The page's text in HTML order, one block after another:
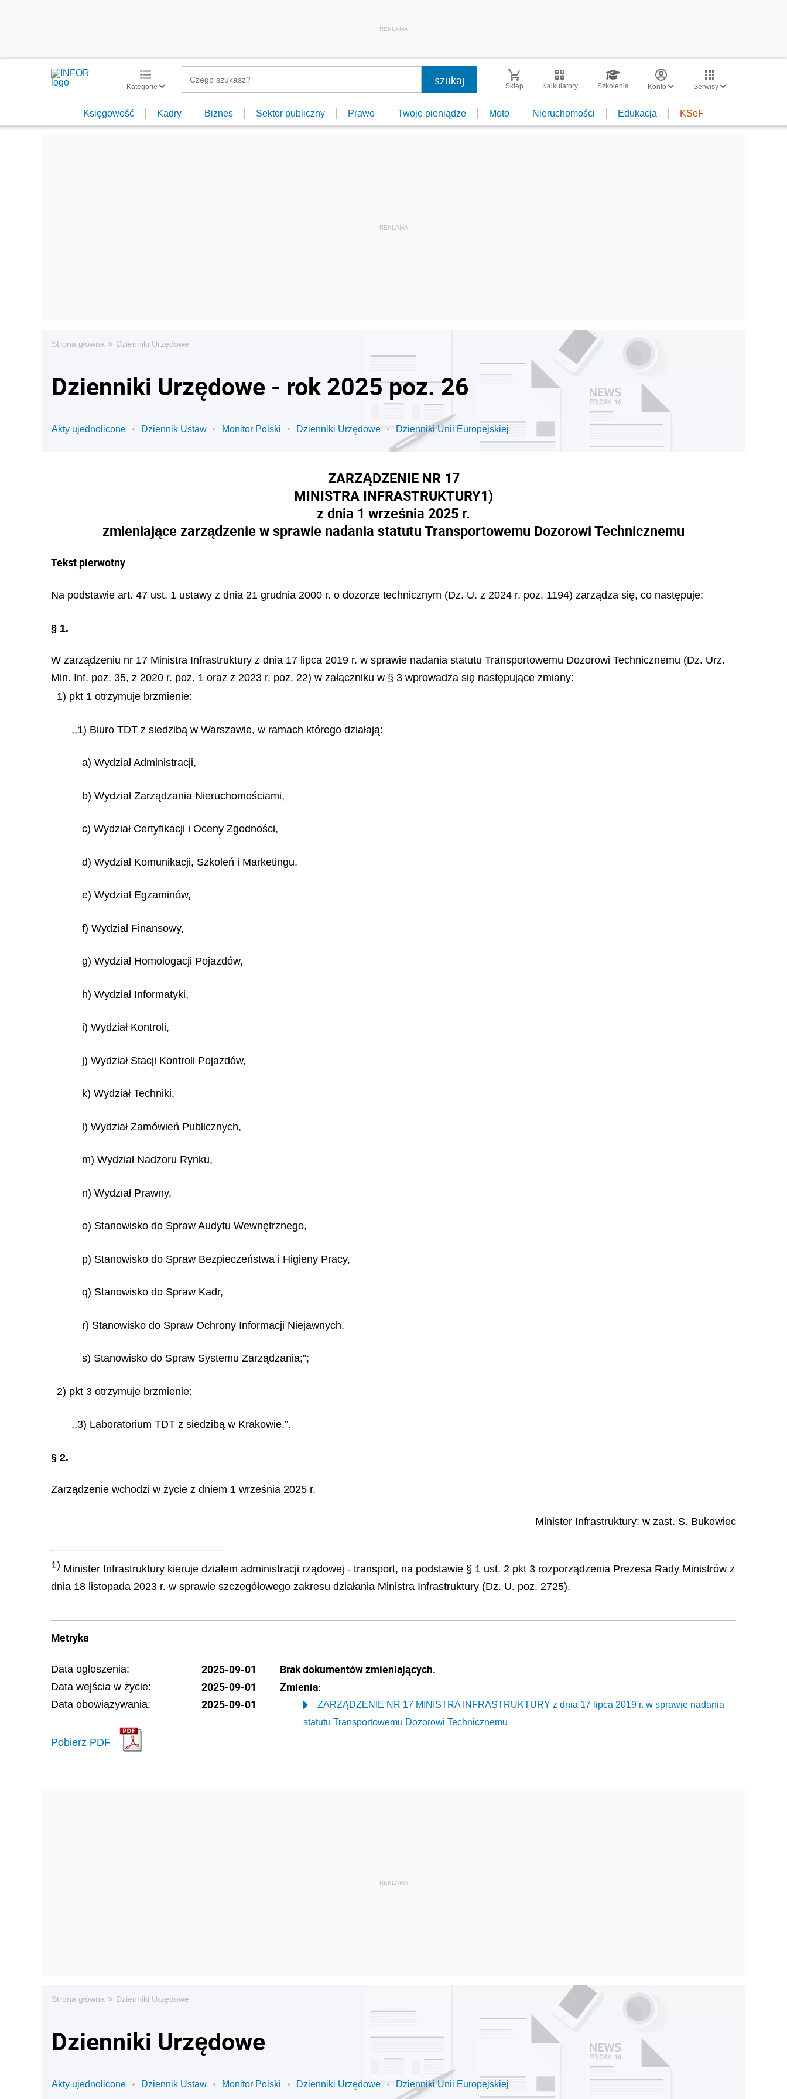
REKLAMA
Kategorie Sklep Kalkulatory Szkolenia Konto Serwisy
Księgowość Kadry Biznes Sektor publiczny Prawo Twoje pieniądze Moto Nieruchomości Edukacja KSeF
Strona główna » Dzienniki Urzędowe
Dzienniki Urzędowe - rok 2025 poz. 26
Akty ujednolicone Dziennik Ustaw Monitor Polski Dzienniki Urzędowe Dzienniki Unii Europejskiej
ZARZĄDZENIE NR 17
MINISTRA INFRASTRUKTURY1)
z dnia 1 września 2025 r.
zmieniające zarządzenie w sprawie nadania statutu Transportowemu Dozorowi Technicznemu
Tekst pierwotny
Na podstawie art. 47 ust. 1 ustawy z dnia 21 grudnia 2000 r. o dozorze technicznym (Dz. U. z 2024 r. poz. 1194) zarządza się, co następuje:
§ 1.
W zarządzeniu nr 17 Ministra Infrastruktury z dnia 17 lipca 2019 r. w sprawie nadania statutu Transportowemu Dozorowi Technicznemu (Dz. Urz.
Min. Inf. poz. 35, z 2020 r. poz. 1 oraz z 2023 r. poz. 22) w załączniku w § 3 wprowadza się następujące zmiany:
1) pkt 1 otrzymuje brzmienie:
,,1) Biuro TDT z siedzibą w Warszawie, w ramach którego działają:
a) Wydział Administracji,
b) Wydział Zarządzania Nieruchomościami,
c) Wydział Certyfikacji i Oceny Zgodności,
d) Wydział Komunikacji, Szkoleń i Marketingu,
e) Wydział Egzaminów,
f) Wydział Finansowy,
g) Wydział Homologacji Pojazdów,
h) Wydział Informatyki,
i) Wydział Kontroli,
j) Wydział Stacji Kontroli Pojazdów,
k) Wydział Techniki,
l) Wydział Zamówień Publicznych,
m) Wydział Nadzoru Rynku,
n) Wydział Prawny,
o) Stanowisko do Spraw Audytu Wewnętrznego,
p) Stanowisko do Spraw Bezpieczeństwa i Higieny Pracy,
q) Stanowisko do Spraw Kadr,
r) Stanowisko do Spraw Ochrony Informacji Niejawnych,
s) Stanowisko do Spraw Systemu Zarządzania;”;
2) pkt 3 otrzymuje brzmienie:
,,3) Laboratorium TDT z siedzibą w Krakowie.”.
§ 2.
Zarządzenie wchodzi w życie z dniem 1 września 2025 r.
Minister Infrastruktury: w zast. S. Bukowiec
1) Minister Infrastruktury kieruje działem administracji rządowej - transport, na podstawie § 1 ust. 2 pkt 3 rozporządzenia Prezesa Rady Ministrów z
dnia 18 listopada 2023 r. w sprawie szczegółowego zakresu działania Ministra Infrastruktury (Dz. U. poz. 2725).
Metryka
Data ogłoszenia: 2025-09-01
Data wejścia w życie: 2025-09-01
Data obowiązywania: 2025-09-01
Pobierz PDF
Brak dokumentów zmieniających.
Zmienia:
ZARZĄDZENIE NR 17 MINISTRA INFRASTRUKTURY z dnia 17 lipca 2019 r. w sprawie nadania
statutu Transportowemu Dozorowi Technicznemu
Strona główna » Dzienniki Urzędowe
Dzienniki Urzędowe
Akty ujednolicone Dziennik Ustaw Monitor Polski Dzienniki Urzędowe Dzienniki Unii Europejskiej